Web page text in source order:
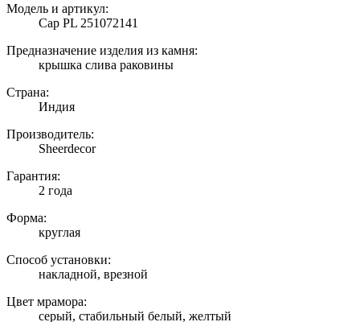
Модель и артикул:
Cap PL 251072141
Предназначение изделия из камня:
крышка слива раковины
Страна:
Индия
Производитель:
Sheerdecor
Гарантия:
2 года
Форма:
круглая
Способ установки:
накладной, врезной
Цвет мрамора:
серый, стабильный белый, желтый